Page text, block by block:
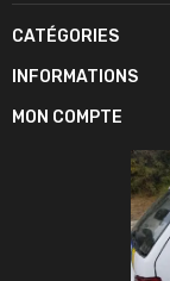
CATÉGORIES
INFORMATIONS
MON COMPTE